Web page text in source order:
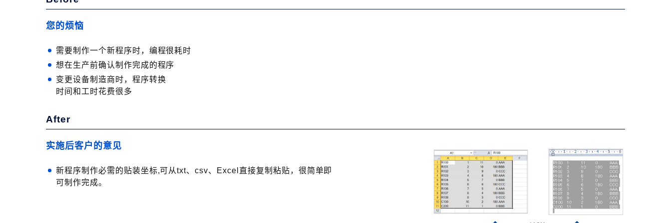
您的烦恼
需要制作一个新程序时，编程很耗时
想在生产前确认制作完成的程序
变更设备制造商时，程序转换
时间和工时花费很多
After
实施后客户的意见
新程序制作必需的贴装坐标,可从txt、csv、Excel直接复制粘贴，很简单即
可制作完成。